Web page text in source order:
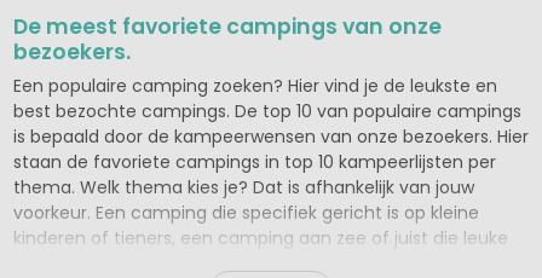
De meest favoriete campings van onze
bezoekers.
Een populaire camping zoeken? Hier vind je de leukste en
best bezochte campings. De top 10 van populaire campings
is bepaald door de kampeerwensen van onze bezoekers. Hier
staan de favoriete campings in top 10 kampeerlijsten per
thema. Welk thema kies je? Dat is afhankelijk van jouw
voorkeur. Een camping die specifiek gericht is op kleine
kinderen of tieners, een camping aan zee of juist die leuke